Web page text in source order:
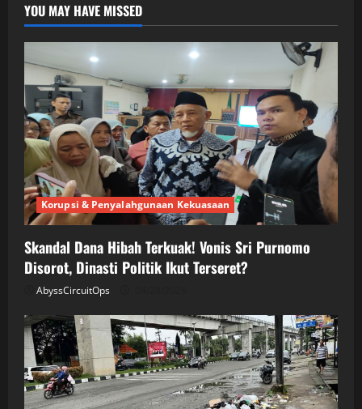
YOU MAY HAVE MISSED
Korupsi & Penyalahgunaan Kekuasaan
Skandal Dana Hibah Terkuak! Vonis Sri Purnomo
Disorot, Dinasti Politik Ikut Terseret?
AbyssCircuitOps